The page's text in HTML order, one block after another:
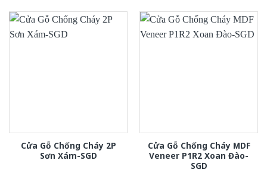
Cửa Gỗ Chống Cháy 2P
Sơn Xám-SGD
Cửa Gỗ Chống Cháy MDF
Veneer P1R2 Xoan Đào-
SGD